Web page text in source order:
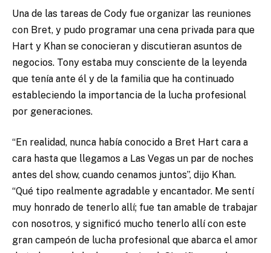
Una de las tareas de Cody fue organizar las reuniones
con Bret, y pudo programar una cena privada para que
Hart y Khan se conocieran y discutieran asuntos de
negocios. Tony estaba muy consciente de la leyenda
que tenía ante él y de la familia que ha continuado
estableciendo la importancia de la lucha profesional
por generaciones.
“En realidad, nunca había conocido a Bret Hart cara a
cara hasta que llegamos a Las Vegas un par de noches
antes del show, cuando cenamos juntos”, dijo Khan.
“Qué tipo realmente agradable y encantador. Me sentí
muy honrado de tenerlo allí; fue tan amable de trabajar
con nosotros, y significó mucho tenerlo allí con este
gran campeón de lucha profesional que abarca el amor